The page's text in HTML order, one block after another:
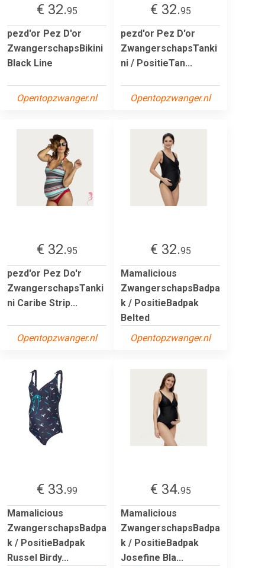
€ 32.95
pezd'or Pez D'or
ZwangerschapsBikini
Black Line
Opentopzwanger.nl
€ 32.95
pezd'or Pez D'or
ZwangerschapsTanki
ni / PositieTan...
Opentopzwanger.nl
€ 32.95
pezd'or Pez Do'r
ZwangerschapsTanki
ni Caribe Strip...
Opentopzwanger.nl
€ 32.95
Mamalicious
ZwangerschapsBadpa
k / PositieBadpak
Belted
Opentopzwanger.nl
€ 33.99
Mamalicious
ZwangerschapsBadpa
k / PositieBadpak
Russel Birdy...
€ 34.95
Mamalicious
ZwangerschapsBadpa
k / PositieBadpak
Josefine Bla...